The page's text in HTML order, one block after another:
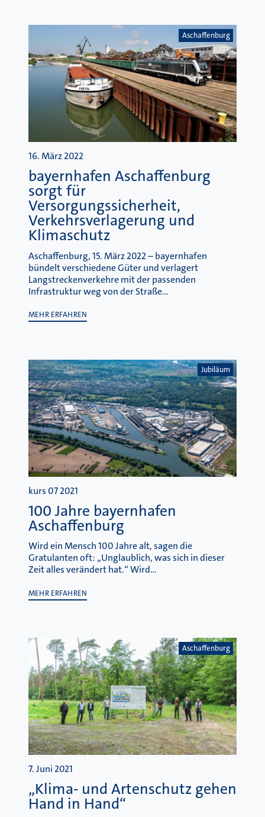
Aschaffenburg
16. März 2022
bayernhafen Aschaffenburg
sorgt für
Versorgungssicherheit,
Verkehrsverlagerung und
Klimaschutz
Aschaffenburg, 15. März 2022 – bayernhafen
bündelt verschiedene Güter und verlagert
Langstreckenverkehre mit der passenden
Infrastruktur weg von der Straße…
MEHR ERFAHREN
Jubiläum
kurs 07 2021
100 Jahre bayernhafen
Aschaffenburg
Wird ein Mensch 100 Jahre alt, sagen die
Gratulanten oft: „Unglaublich, was sich in dieser
Zeit alles verändert hat.“ Wird…
MEHR ERFAHREN
Aschaffenburg
7. Juni 2021
„Klima- und Artenschutz gehen
Hand in Hand“